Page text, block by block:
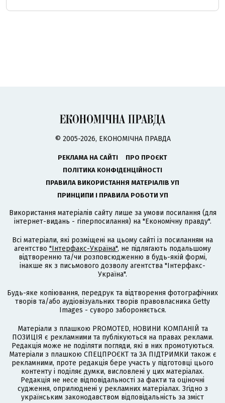
© 2005-2026, ЕКОНОМІЧНА ПРАВДА
РЕКЛАМА НА САЙТІ
ПРО ПРОЄКТ
ПОЛІТИКА КОНФІДЕНЦІЙНОСТІ
ПРАВИЛА ВИКОРИСТАННЯ МАТЕРІАЛІВ УП
ПРИНЦИПИ І ПРАВИЛА РОБОТИ УП
Використання матеріалів сайту лише за умови посилання (для
інтернет-видань - гіперпосилання) на "Економічну правду".
Всі матеріали, які розміщені на цьому сайті із посиланням на
агентство "Інтерфакс-Україна", не підлягають подальшому
відтворенню та/чи розповсюдженню в будь-якій формі,
інакше як з письмового дозволу агентства "Інтерфакс-
Україна".
Будь-яке копіювання, передрук та відтворення фотографічних
творів та/або аудіовізуальних творів правовласника Getty
Images - суворо забороняється.
Матеріали з плашкою PROMOTED, НОВИНИ КОМПАНІЙ та
ПОЗИЦІЯ є рекламними та публікуються на правах реклами.
Редакція може не поділяти погляди, які в них промотуються.
Матеріали з плашкою СПЕЦПРОЄКТ та ЗА ПІДТРИМКИ також є
рекламними, проте редакція бере участь у підготовці цього
контенту і поділяє думки, висловлені у цих матеріалах.
Редакція не несе відповідальності за факти та оціночні
судження, оприлюднені у рекламних матеріалах. Згідно з
українським законодавством відповідальність за зміст